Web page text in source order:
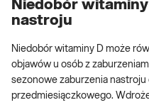
Niedobór
nastroju
Niedobór witaminy D może
objawów u osób z
sezonowe zaburzenia nastroju
przedmiesiączkowego.